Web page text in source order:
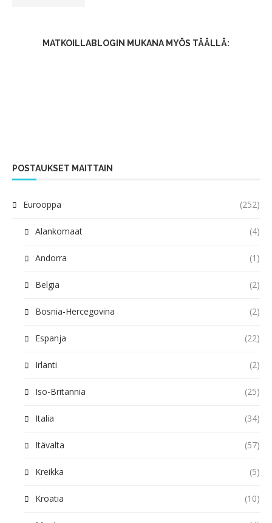
MATKOILLABLOGIN MUKANA MYÖS TÄÄLLÄ:
POSTAUKSET MAITTAIN
Eurooppa (252)
Alankomaat (4)
Andorra (1)
Belgia (2)
Bosnia-Hercegovina (2)
Espanja (22)
Irlanti (2)
Iso-Britannia (25)
Italia (34)
Itävalta (57)
Kreikka (5)
Kroatia (10)